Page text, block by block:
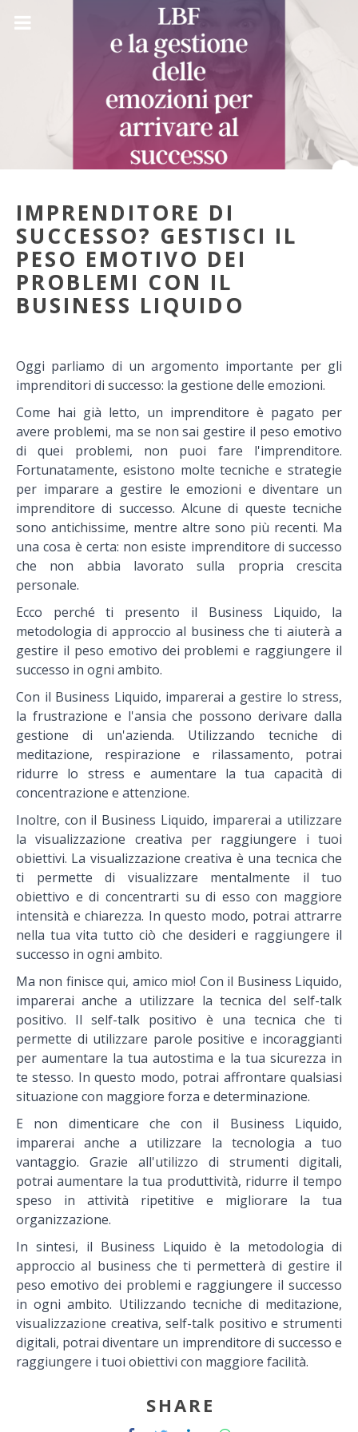
IMPRENDITORE DI
SUCCESSO? GESTISCI IL
PESO EMOTIVO DEI
PROBLEMI CON IL
BUSINESS LIQUIDO
Oggi parliamo di un argomento importante per gli
imprenditori di successo: la gestione delle emozioni.
Come hai già letto, un imprenditore è pagato per
avere problemi, ma se non sai gestire il peso emotivo
di quei problemi, non puoi fare l'imprenditore.
Fortunatamente, esistono molte tecniche e strategie
per imparare a gestire le emozioni e diventare un
imprenditore di successo. Alcune di queste tecniche
sono antichissime, mentre altre sono più recenti. Ma
una cosa è certa: non esiste imprenditore di successo
che non abbia lavorato sulla propria crescita
personale.
Ecco perché ti presento il Business Liquido, la
metodologia di approccio al business che ti aiuterà a
gestire il peso emotivo dei problemi e raggiungere il
successo in ogni ambito.
Con il Business Liquido, imparerai a gestire lo stress,
la frustrazione e l'ansia che possono derivare dalla
gestione di un'azienda. Utilizzando tecniche di
meditazione, respirazione e rilassamento, potrai
ridurre lo stress e aumentare la tua capacità di
concentrazione e attenzione.
Inoltre, con il Business Liquido, imparerai a utilizzare
la visualizzazione creativa per raggiungere i tuoi
obiettivi. La visualizzazione creativa è una tecnica che
ti permette di visualizzare mentalmente il tuo
obiettivo e di concentrarti su di esso con maggiore
intensità e chiarezza. In questo modo, potrai attrarre
nella tua vita tutto ciò che desideri e raggiungere il
successo in ogni ambito.
Ma non finisce qui, amico mio! Con il Business Liquido,
imparerai anche a utilizzare la tecnica del self-talk
positivo. Il self-talk positivo è una tecnica che ti
permette di utilizzare parole positive e incoraggianti
per aumentare la tua autostima e la tua sicurezza in
te stesso. In questo modo, potrai affrontare qualsiasi
situazione con maggiore forza e determinazione.
E non dimenticare che con il Business Liquido,
imparerai anche a utilizzare la tecnologia a tuo
vantaggio. Grazie all'utilizzo di strumenti digitali,
potrai aumentare la tua produttività, ridurre il tempo
speso in attività ripetitive e migliorare la tua
organizzazione.
In sintesi, il Business Liquido è la metodologia di
approccio al business che ti permetterà di gestire il
peso emotivo dei problemi e raggiungere il successo
in ogni ambito. Utilizzando tecniche di meditazione,
visualizzazione creativa, self-talk positivo e strumenti
digitali, potrai diventare un imprenditore di successo e
raggiungere i tuoi obiettivi con maggiore facilità.
SHARE